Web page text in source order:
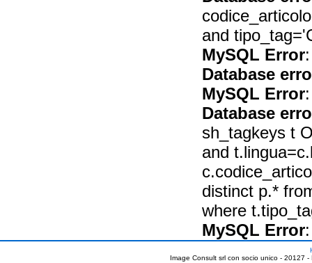
and
MySQL Error
Database
MySQL Error
Database
sh_tagkeys t
and
distinct p.*
where
MySQL Error
Image Consult srl con socio unico - 20127